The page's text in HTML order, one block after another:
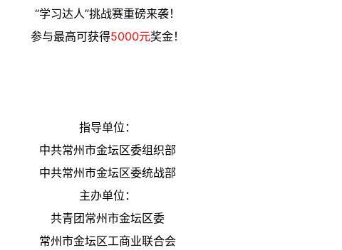
“学习达人”挑战赛重磅来袭！
参与最高可获得5000元奖金！
指导单位：
中共常州市金坛区委组织部
中共常州市金坛区委统战部
主办单位：
共青团常州市金坛区委
常州市金坛区工商业联合会